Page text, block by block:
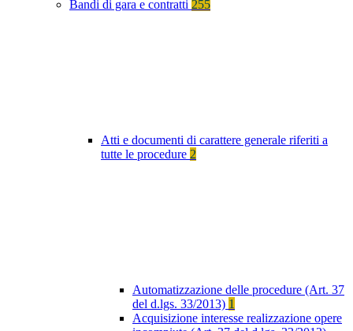
Bandi di gara e contratti 255
Atti e documenti di carattere generale riferiti a
tutte le procedure 2
Automatizzazione delle procedure (Art. 37
del d.lgs. 33/2013) 1
Acquisizione interesse realizzazione opere